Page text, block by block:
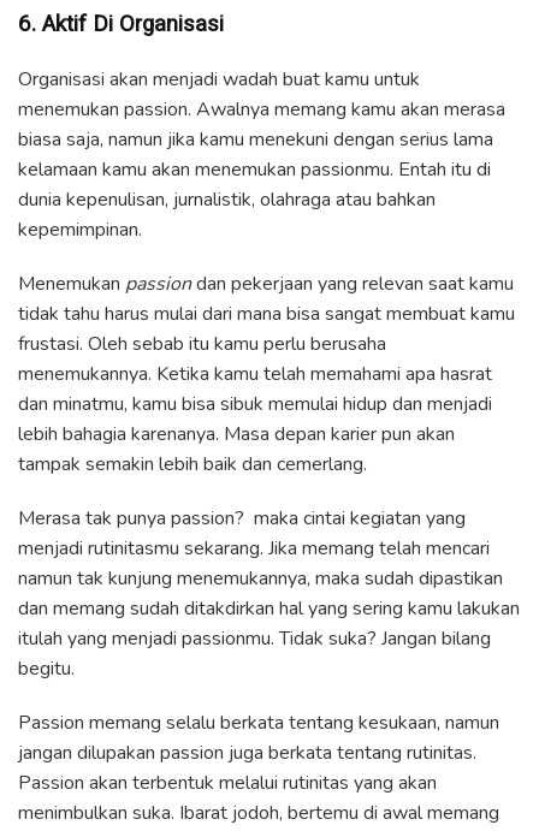
6. Aktif Di Organisasi
Organisasi akan menjadi wadah buat kamu untuk
menemukan passion. Awalnya memang kamu akan merasa
biasa saja, namun jika kamu menekuni dengan serius lama
kelamaan kamu akan menemukan passionmu. Entah itu di
dunia kepenulisan, jurnalistik, olahraga atau bahkan
kepemimpinan.
Menemukan passiondan pekerjaan yang relevan saat kamu
tidak tahu harus mulai dari mana bisa sangat membuat kamu
frustasi. Oleh sebab itu kamu perlu berusaha
menemukannya. Ketika kamu telah memahami apa hasrat
dan minatmu, kamu bisa sibuk memulai hidup dan menjadi
lebih bahagia karenanya. Masa depan karier pun akan
tampak semakin lebih baik dan cemerlang.
Merasa tak punya passion? maka cintai kegiatan yang
menjadi rutinitasmu sekarang. Jika memang telah mencari
namun tak kunjung menemukannya, maka sudah dipastikan
dan memang sudah ditakdirkan hal yang sering kamu lakukan
itulah yang menjadi passionmu. Tidak suka? Jangan bilang
begitu.
Passion memang selalu berkata tentang kesukaan, namun
jangan dilupakan passion juga berkata tentang rutinitas.
Passion akan terbentuk melalui rutinitas yang akan
menimbulkan suka. Ibarat jodoh, bertemu di awal memang